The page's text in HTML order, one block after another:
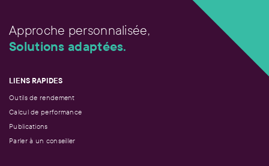
Approche personnalisée,
Solutions adaptées.
LIENS RAPIDES
Outils de rendement
Calcul de performance
Publications
Parler à un conseiller